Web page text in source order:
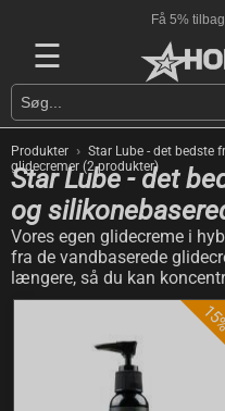
Få 5%
☰
Produkter › Star Lube - det bedste
glidecremer (2 produkter)
Star Lube - det
og
Vores egen glidecreme i
fra de vandbaserede
længere, så du kan